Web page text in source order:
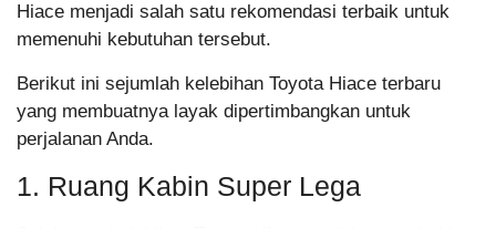
Hiace menjadi salah satu rekomendasi terbaik untuk
memenuhi kebutuhan tersebut.
Berikut ini sejumlah kelebihan Toyota Hiace terbaru
yang membuatnya layak dipertimbangkan untuk
perjalanan Anda.
1. Ruang Kabin Super Lega